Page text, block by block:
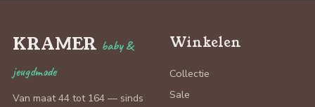
KRAMER baby &
jeugdmode
Van maat 44 tot 164 — sinds
Winkelen
Collectie
Sale